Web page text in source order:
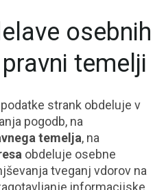
osebnih
temelji
strank obdeluje v
pogodb, na
temelja, na
obdeluje osebne
tveganj vdorov na
informacijske